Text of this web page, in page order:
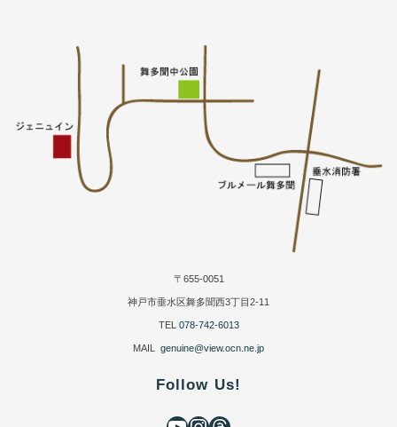
〒655-0051
神戸市垂水区舞多聞西3丁目2-11
TEL 078-742-6013
MAIL genuine@view.ocn.ne.jp
Follow Us!